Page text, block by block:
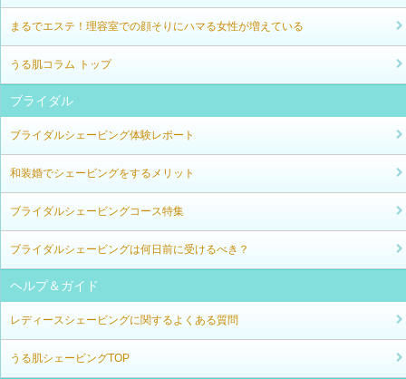
まるでエステ！理容室での顔そりにハマる女性が増えている
うる肌コラム トップ
ブライダル
ブライダルシェービング体験レポート
和装婚でシェービングをするメリット
ブライダルシェービングコース特集
ブライダルシェービングは何日前に受けるべき？
ヘルプ＆ガイド
レディースシェービングに関するよくある質問
うる肌シェービングTOP